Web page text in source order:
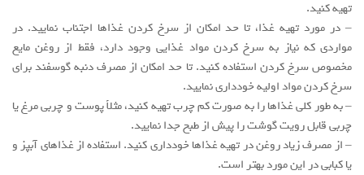
تهیه کنید.
– در مورد تهیه غذا، تا حد امکان از سرخ کردن غذاها اجتناب نمایید. در
مواردی که نیاز به سرخ کردن مواد غذایی وجود دارد، فقط از روغن مایع
مخصوص سرخ کردن استفاده کنید. تا حد امکان از مصرف دنبه گوسفند برای
سرخ کردن مواد اولیه خودداری نمایید.
– به طور کلی غذاها را به صورت کم چرب تهیه کنید، مثلاً پوست و چربی مرغ یا
چربی قابل رویت گوشت را پیش از طبخ جدا نمایید.
– از مصرف زیاد روغن در تهیه غذاها خودداری کنید. استفاده از غذاهای آبپز و
یا کبابی در این مورد بهتر است.